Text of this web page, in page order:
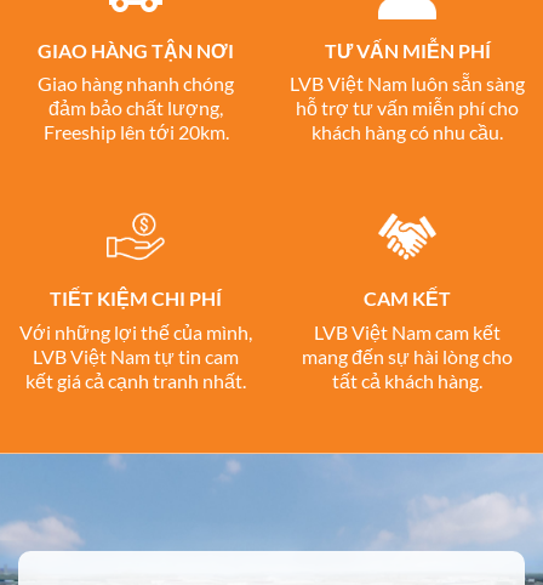
GIAO HÀNG TẬN NƠI
Giao hàng nhanh chóng
đảm bảo chất lượng,
Freeship lên tới 20km.
TƯ VẤN MIỄN PHÍ
LVB Việt Nam luôn sẵn sàng
hỗ trợ tư vấn miễn phí cho
khách hàng có nhu cầu.
TIẾT KIỆM CHI PHÍ
Với những lợi thế của mình,
LVB Việt Nam tự tin cam
kết giá cả cạnh tranh nhất.
CAM KẾT
LVB Việt Nam cam kết
mang đến sự hài lòng cho
tất cả khách hàng.